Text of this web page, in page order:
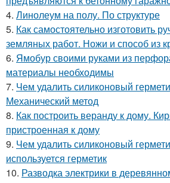
4. Линолеум на полу. По структуре
5. Как самостоятельно изготовить
земляных работ. Ножи и способ из
6. Ямобур своими руками из
материалы необходимы
7. Чем удалить силиконовый
Механический метод
8. Как построить веранду к дому.
пристроенная к дому
9. Чем удалить силиконовый
используется герметик
10. Разводка электрики в